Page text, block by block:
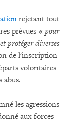
rejetant tout
prévues « pour
protéger diverses
de l'inscription
volontaires
abus.
les agressions
aux forces